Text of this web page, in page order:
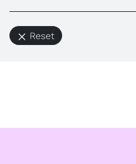
Reset